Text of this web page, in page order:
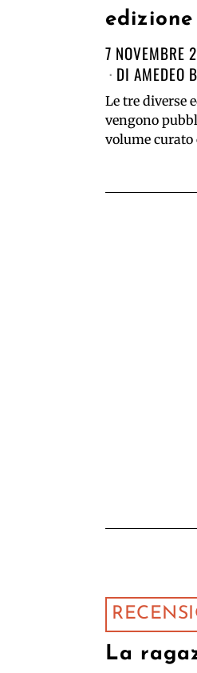
edizione
7 NOVEMBRE
DI AMEDEO
Le tre diverse
vengono
volume curato
La